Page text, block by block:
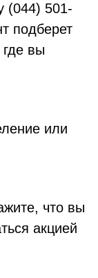
(044) 501-
подберет
вы
или
что вы
акцией